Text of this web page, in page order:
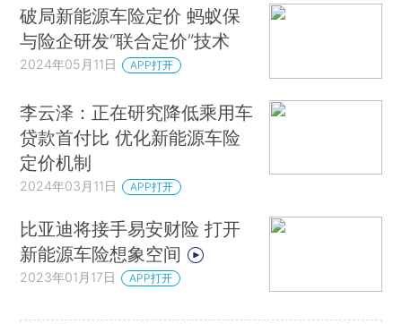
破局新能源车险定价 蚂蚁保
与险企研发“联合定价”技术
2024年05月11日 APP打开
李云泽：正在研究降低乘用车
贷款首付比 优化新能源车险
定价机制
2024年03月11日 APP打开
比亚迪将接手易安财险 打开
新能源车险想象空间
2023年01月17日 APP打开